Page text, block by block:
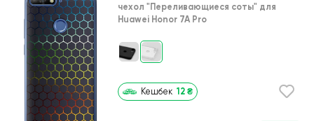
чехол "Переливающиеся соты" для
Huawei Honor 7A Pro
Кешбек 12 ₴